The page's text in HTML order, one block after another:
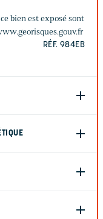
bien est exposé sont
RÉF. 984EB